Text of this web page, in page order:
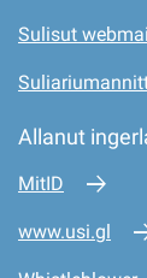
Sulisut
Allanut
MitID
www.usi.gl